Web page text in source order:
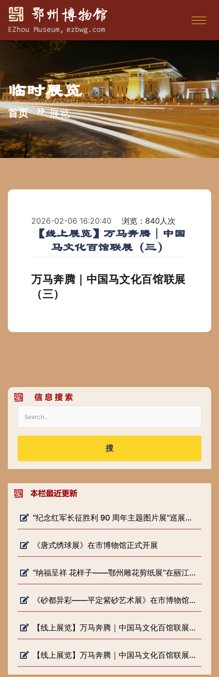
临时展览
首页 展览
2026-02-06 16:20:40 浏览：840人次
【线上展览】万马奔腾｜中国
马文化百馆联展（三）
万马奔腾｜中国马文化百馆联展
（三）
搜
“纪念红军长征胜利 90 周年主题图片展”巡展预告
《唐式绣球展》在市博物馆正式开展
“纳福呈祥 花样子——鄂州雕花剪纸展”在丽江市博物院开展
《砂都异彩——平定紫砂艺术展》在市博物馆正式开展
【线上展览】万马奔腾｜中国马文化百馆联展（六）
【线上展览】万马奔腾｜中国马文化百馆联展（五）